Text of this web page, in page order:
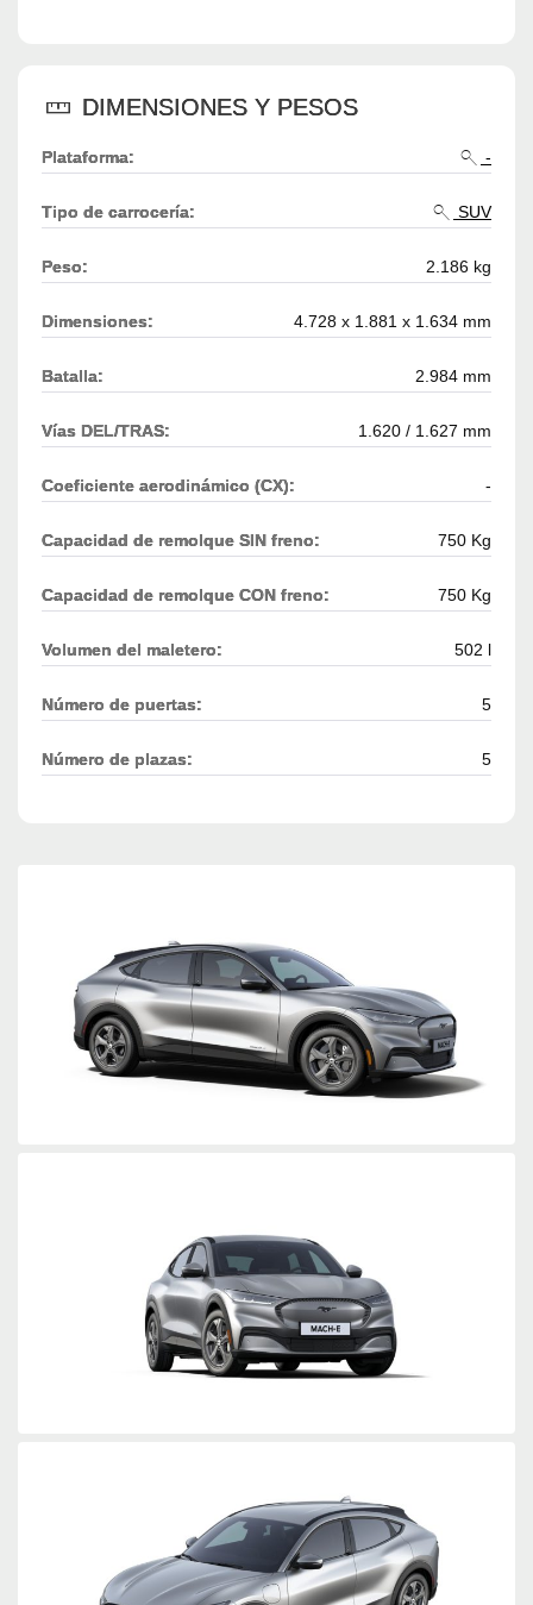
DIMENSIONES Y PESOS
Plataforma: -
Tipo de carrocería: SUV
Peso: 2.186 kg
Dimensiones: 4.728 x 1.881 x 1.634 mm
Batalla: 2.984 mm
Vías DEL/TRAS: 1.620 / 1.627 mm
Coeficiente aerodinámico (CX): -
Capacidad de remolque SIN freno: 750 Kg
Capacidad de remolque CON freno: 750 Kg
Volumen del maletero: 502 l
Número de puertas: 5
Número de plazas: 5